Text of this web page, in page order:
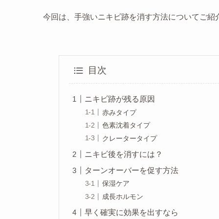
今回は、手強いニキビ跡を消す方法についてご紹
目次
ニキビ跡が残る原因
赤みタイプ
色素沈着タイプ
クレータータイプ
ニキビ後を消すには？
ターンオーバーを促す方法
保湿ケア
成長ホルモン
早く確実に効果を出すなら